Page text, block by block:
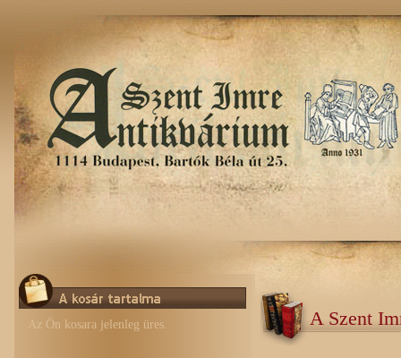
Az Ön kosara jelenleg üres. A Szent